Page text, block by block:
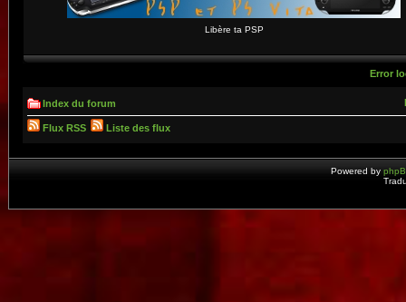
Libère ta PSP
Error
Index du forum
Flux RSS Liste des flux
Powered by